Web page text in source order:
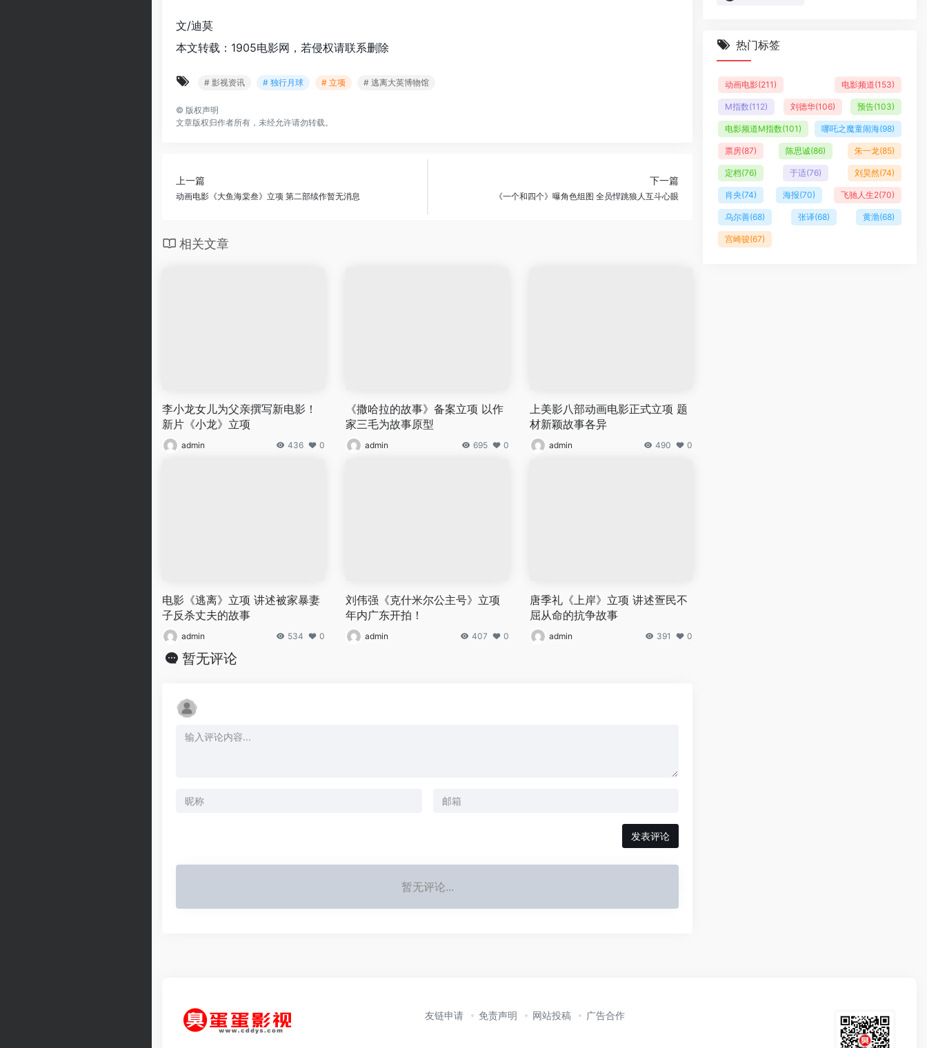
文/迪莫
本文转载：1905电影网，若侵权请联系删除
# 影视资讯 # 独行月球 # 立项 # 逃离大英博物馆
© 版权声明
文章版权归作者所有，未经允许请勿转载。
上一篇
动画电影《大鱼海棠叁》立项 第二部续作暂无消息
下一篇
《一个和四个》曝角色组图 全员悍跳狼人互斗心眼
相关文章
李小龙女儿为父亲撰写新电影！
新片《小龙》立项
admin 436 0
《撒哈拉的故事》备案立项 以作
家三毛为故事原型
admin 695 0
上美影八部动画电影正式立项 题
材新颖故事各异
admin 490 0
电影《逃离》立项 讲述被家暴妻
子反杀丈夫的故事
admin 534 0
刘伟强《克什米尔公主号》立项
年内广东开拍！
admin 407 0
唐季礼《上岸》立项 讲述疍民不
屈从命的抗争故事
admin 391 0
暂无评论
发表评论
暂无评论...
热门标签
动画电影(211) 电影频道(153)
M指数(112) 刘德华(106) 预告(103)
电影频道M指数(101) 哪吒之魔童闹海(98)
票房(87) 陈思诚(86) 朱一龙(85)
定档(76) 于适(76) 刘昊然(74)
肖央(74) 海报(70) 飞驰人生2(70)
乌尔善(68) 张译(68) 黄渤(68)
宫崎骏(67)
友链申请 免责声明 网站投稿 广告合作